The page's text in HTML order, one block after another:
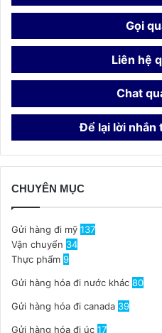
Gọi
Liên hệ
Chat
Để lại lời nhắn
CHUYÊN MỤC
Gửi hàng đi mỹ 137
Vận chuyển 34
Thực phẩm 9
Gửi hàng hóa đi nước khác 80
Gửi hàng hóa đi canada 39
Gửi hàng hóa đi úc 17